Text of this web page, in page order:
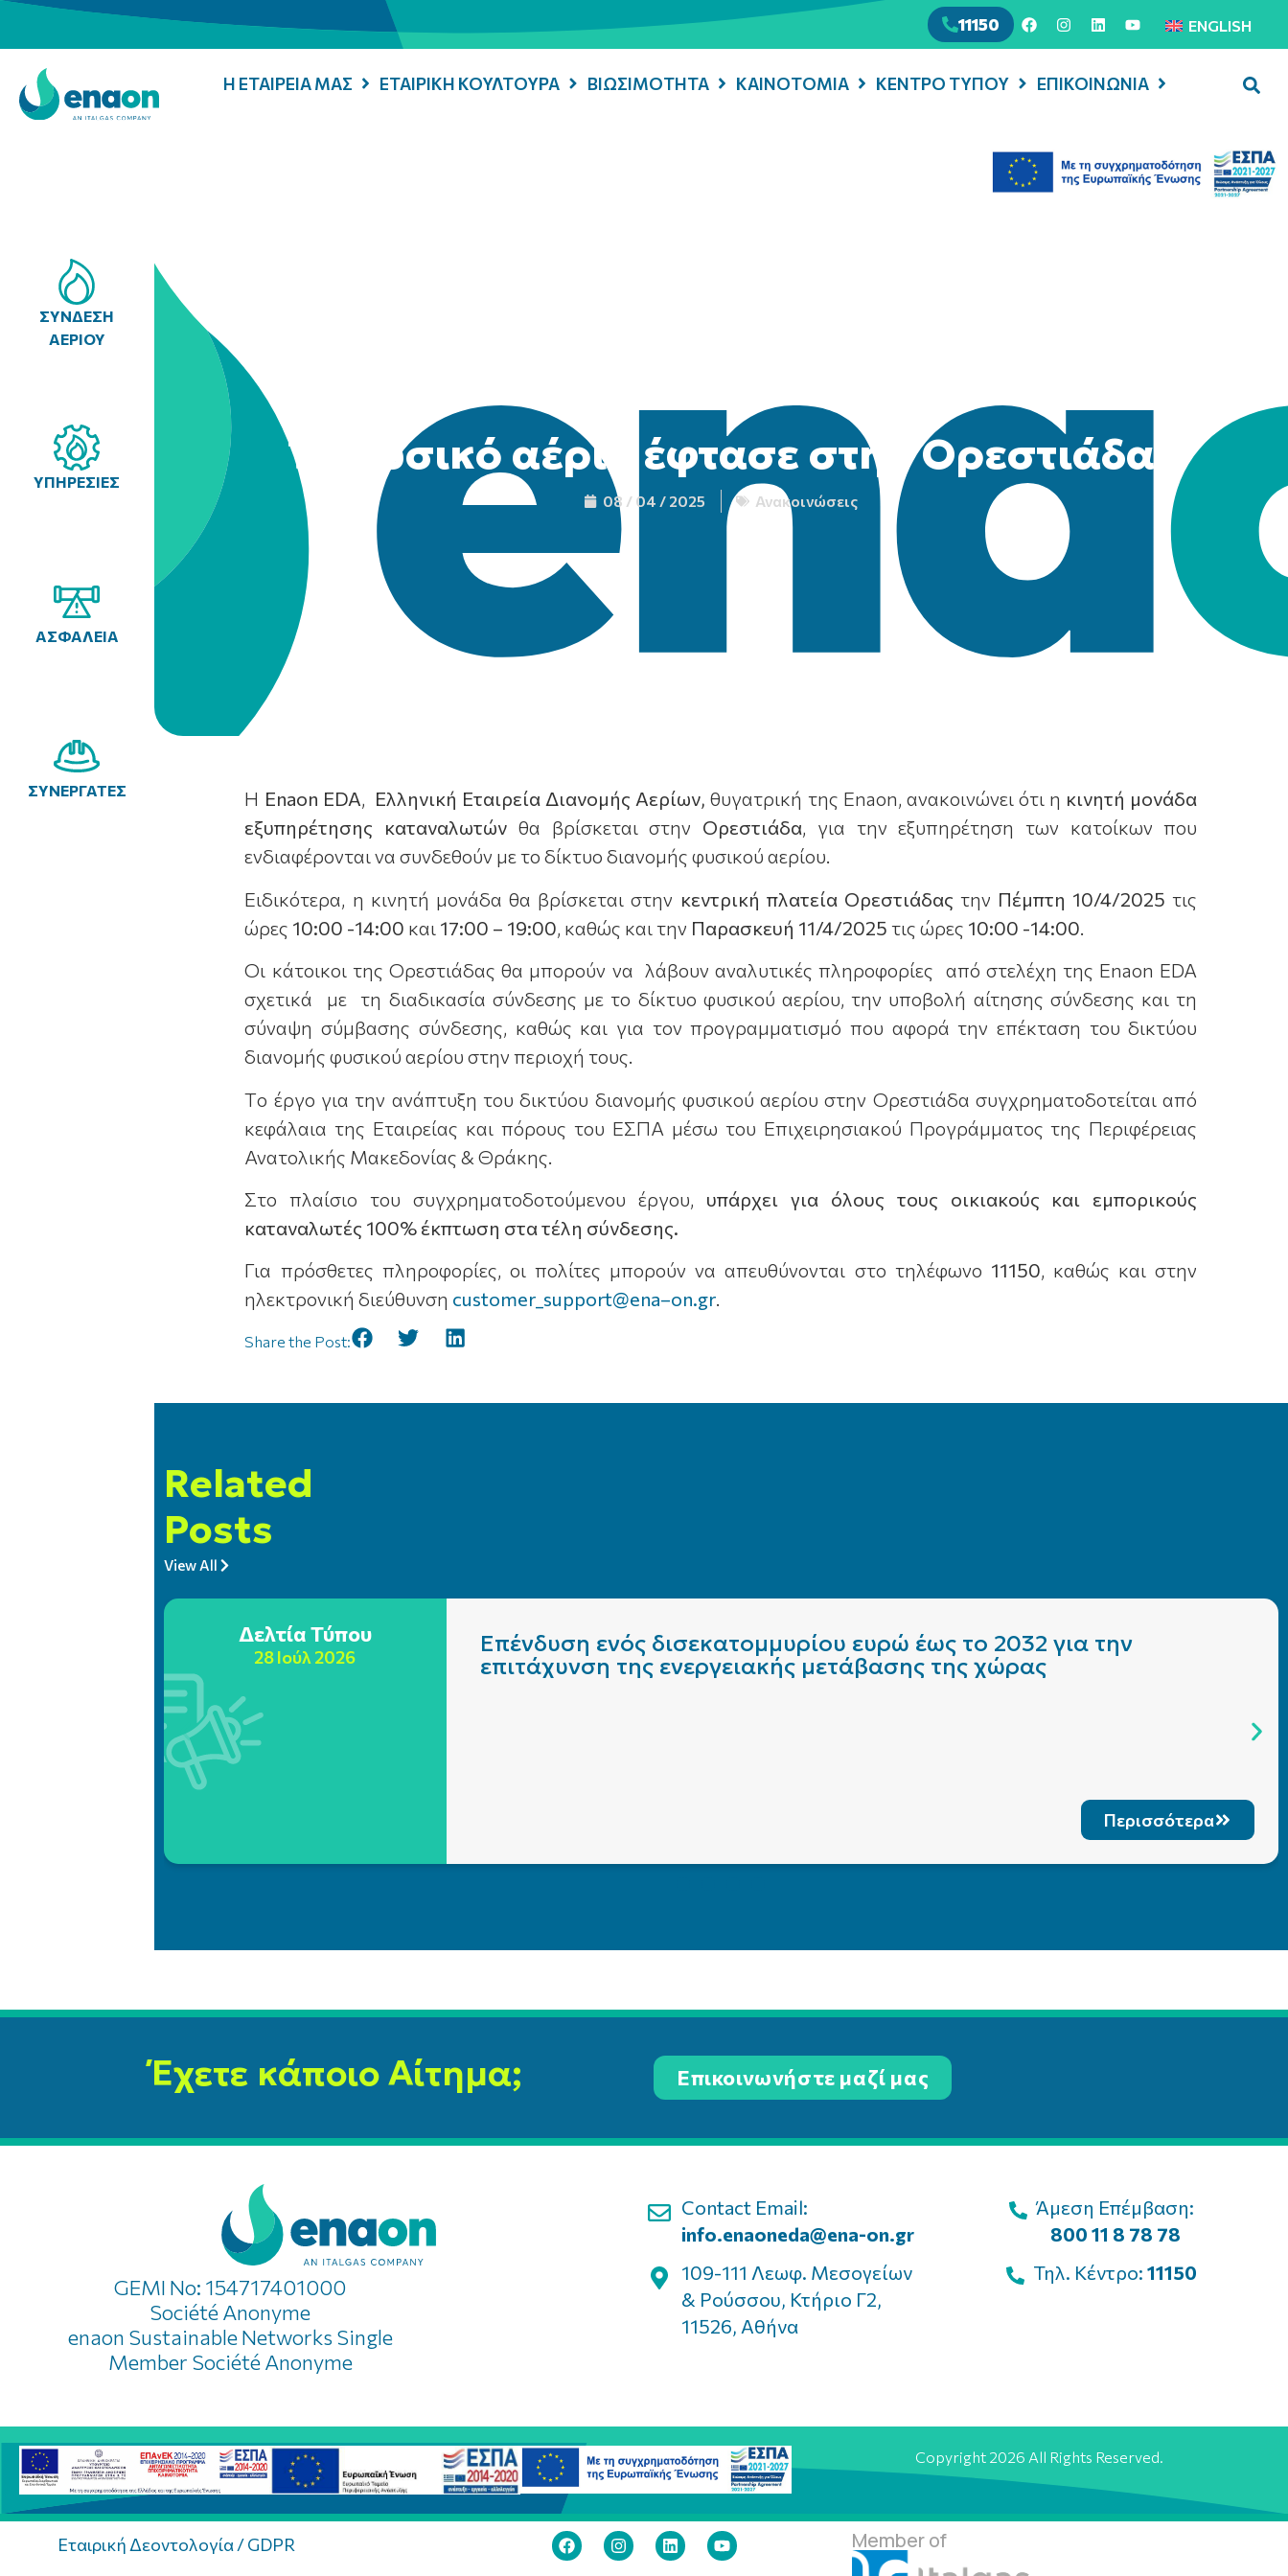
11150 ENGLISH
Η ΕΤΑΙΡΕΙΑ ΜΑΣ ΕΤΑΙΡΙΚΗ ΚΟΥΛΤΟΥΡΑ ΒΙΩΣΙΜΟΤΗΤΑ ΚΑΙΝΟΤΟΜΙΑ ΚΕΝΤΡΟ ΤΥΠΟΥ ΕΠΙΚΟΙΝΩΝΙΑ
ΣΥΝΔΕΣΗ
ΑΕΡΙΟΥ
ΥΠΗΡΕΣΙΕΣ
ΑΣΦΑΛΕΙΑ
ΣΥΝΕΡΓΑΤΕΣ
Το φυσικό αέριο έφτασε στην Ορεστιάδα
08 / 04 / 2025 Ανακοινώσεις
Η Enaon EDA, Ελληνική Εταιρεία Διανομής Αερίων,θυγατρική της Enaon, ανακοινώνει ότι η κινητή μονάδα
εξυπηρέτησης καταναλωτών θα βρίσκεται στην Ορεστιάδα, για την εξυπηρέτηση των κατοίκων που
ενδιαφέρονται να συνδεθούν με το δίκτυο διανομής φυσικού αερίου.
Ειδικότερα, η κινητή μονάδα θα βρίσκεται στην κεντρική πλατεία Ορεστιάδας την Πέμπτη 10/4/2025 τις
ώρες 10:00 -14:00 και 17:00 – 19:00, καθώς και την Παρασκευή 11/4/2025τις ώρες 10:00 -14:00.
Οι κάτοικοι της Ορεστιάδας θα μπορούν να λάβουν αναλυτικές πληροφορίες από στελέχη της Enaon EDA
σχετικά με τη διαδικασία σύνδεσης με το δίκτυο φυσικού αερίου, την υποβολή αίτησης σύνδεσης και τη
σύναψη σύμβασης σύνδεσης, καθώς και για τον προγραμματισμό που αφορά την επέκταση του δικτύου
διανομής φυσικού αερίου στην περιοχή τους.
Tο έργο για την ανάπτυξη του δικτύου διανομής φυσικού αερίου στην Ορεστιάδα συγχρηματοδοτείται από
κεφάλαια της Εταιρείας και πόρους του ΕΣΠΑ μέσω του Επιχειρησιακού Προγράμματος της Περιφέρειας
Ανατολικής Μακεδονίας & Θράκης.
Στο πλαίσιο του συγχρηματοδοτούμενου έργου, υπάρχει για όλους τους οικιακούς και εμπορικούς
καταναλωτές 100% έκπτωση στα τέλη σύνδεσης.
Για πρόσθετες πληροφορίες, οι πολίτες μπορούν να απευθύνονται στο τηλέφωνο 11150, καθώς και στην
ηλεκτρονική διεύθυνση customer_support@ena–on.gr.
Share the Post:
Related
Posts
View All
Δελτία Τύπου
28 Ιούλ 2026
Επένδυση ενός δισεκατομμυρίου ευρώ έως το 2032 για την
επιτάχυνση της ενεργειακής μετάβασης της χώρας
Περισσότερα
Έχετε κάποιο Αίτημα; Επικοινωνήστε μαζί μας
Contact Email:
info.enaoneda@ena-on.gr
109-111 Λεωφ. Μεσογείων
& Ρούσσου, Κτήριο Γ2,
11526, Αθήνα
GEMI No: 154717401000
Société Anonyme
enaon Sustainable Networks Single
Member Société Anonyme
Άμεση Επέμβαση:
800 11 8 78 78
Τηλ. Κέντρο:11150
Copyright 2026 All Rights Reserved.
Εταιρική Δεοντολογία / GDPR Member of